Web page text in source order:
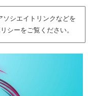
シエイトリンクなどを
シーをご覧ください。